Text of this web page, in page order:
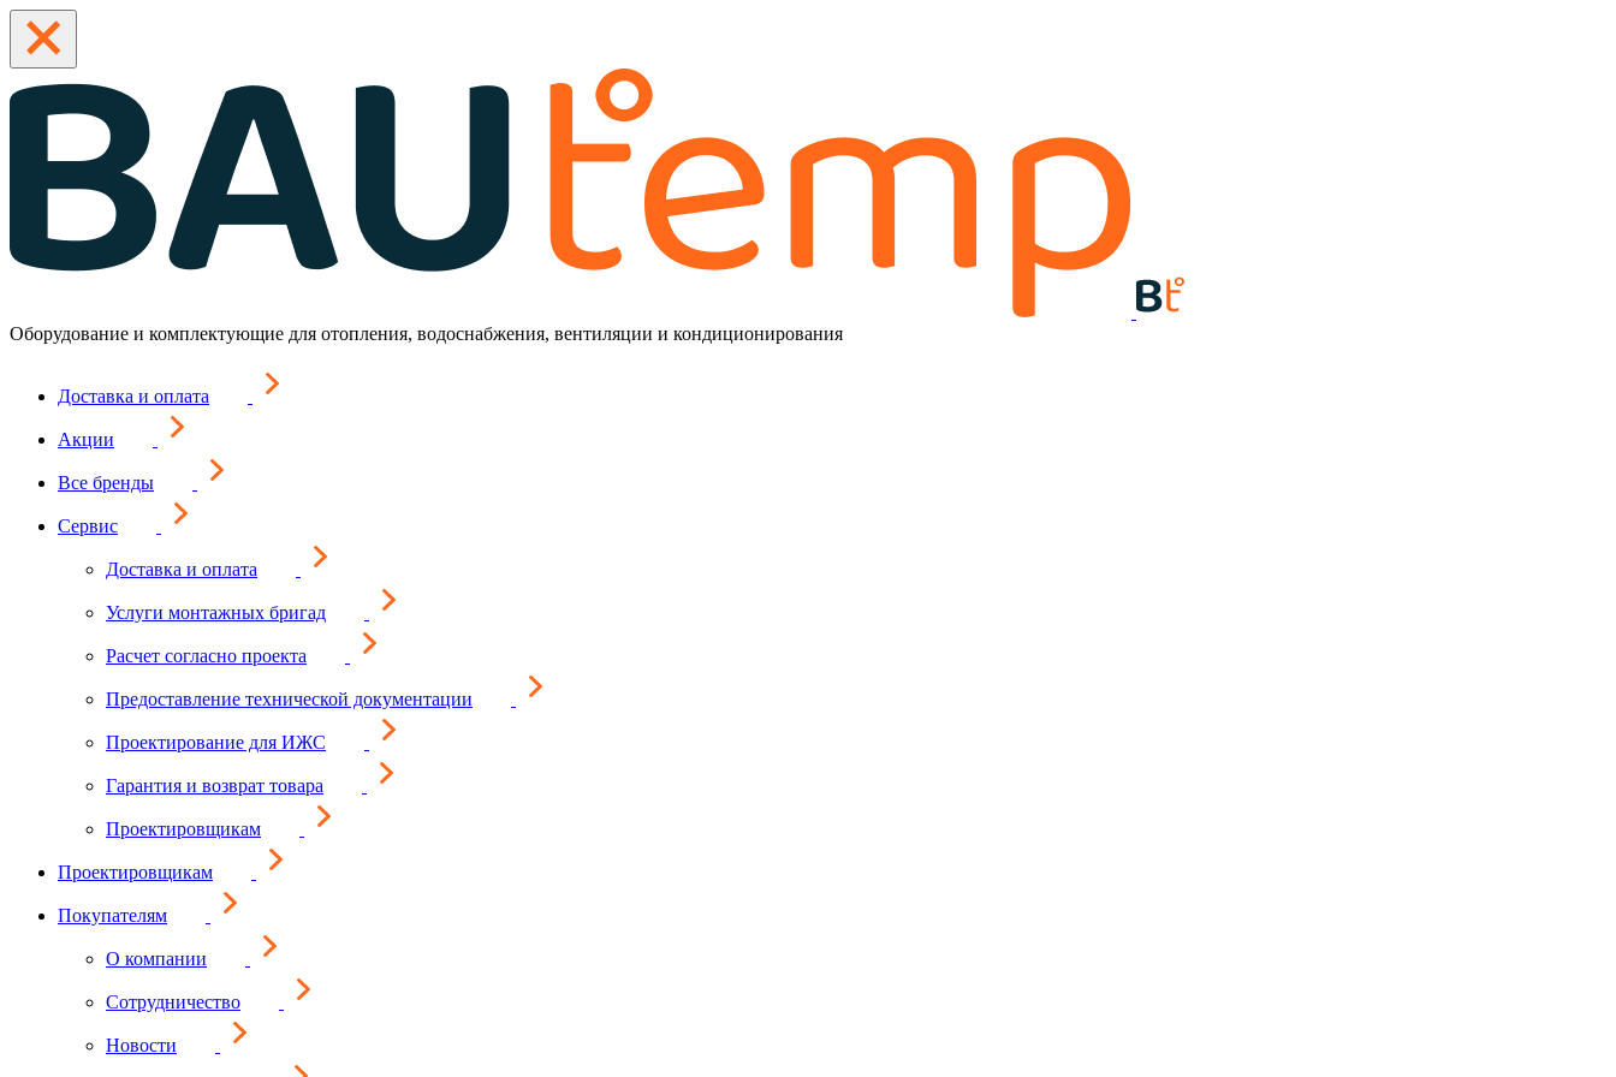
Оборудование и комплектующие для отопления, водоснабжения, вентиляции и кондиционирования
Доставка и оплата
Акции
Все бренды
Сервис
Доставка и оплата
Услуги монтажных бригад
Расчет согласно проекта
Предоставление технической документации
Проектирование для ИЖС
Гарантия и возврат товара
Проектировщикам
Проектировщикам
Покупателям
О компании
Сотрудничество
Новости